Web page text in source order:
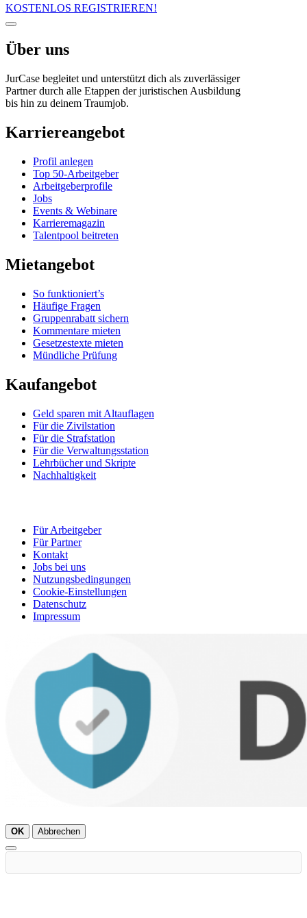
KOSTENLOS REGISTRIEREN!
Über uns
JurCase begleitet und unterstützt dich als zuverlässiger
Partner durch alle Etappen der juristischen Ausbildung
bis hin zu deinem Traumjob.
Karriereangebot
Profil anlegen
Top 50-Arbeitgeber
Arbeitgeberprofile
Jobs
Events & Webinare
Karrieremagazin
Talentpool beitreten
Mietangebot
So funktioniert’s
Häufige Fragen
Gruppenrabatt sichern
Kommentare mieten
Gesetzestexte mieten
Mündliche Prüfung
Kaufangebot
Geld sparen mit Altauflagen
Für die Zivilstation
Für die Strafstation
Für die Verwaltungsstation
Lehrbücher und Skripte
Nachhaltigkeit
Für Arbeitgeber
Für Partner
Kontakt
Jobs bei uns
Nutzungsbedingungen
Cookie-Einstellungen
Datenschutz
Impressum
OK Abbrechen